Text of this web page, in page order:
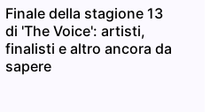
Finale della stagione 13
di 'The Voice': artisti,
finalisti e altro ancora da
sapere